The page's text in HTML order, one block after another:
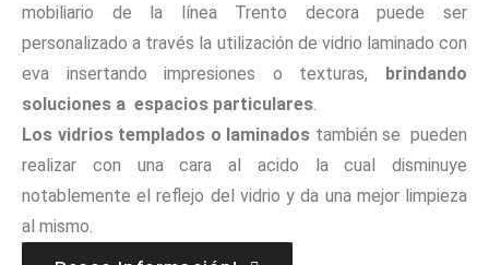
mobiliario de la línea Trento decora puede ser
personalizado a través la utilización de vidrio laminado con
eva insertando impresiones o texturas, brindando
soluciones a espacios particulares.
Los vidrios templados o laminados también se pueden
realizar con una cara al acido la cual disminuye
notablemente el reflejo del vidrio y da una mejor limpieza
al mismo.